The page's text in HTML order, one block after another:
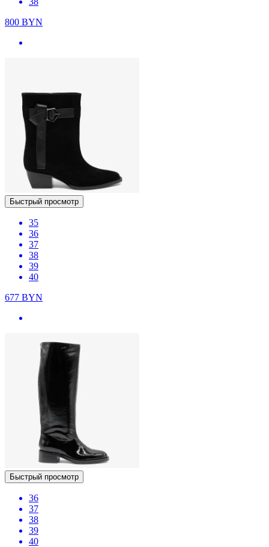
800 BYN
Быстрый просмотр
35
36
37
38
39
40
677 BYN
Быстрый просмотр
36
37
38
39
40